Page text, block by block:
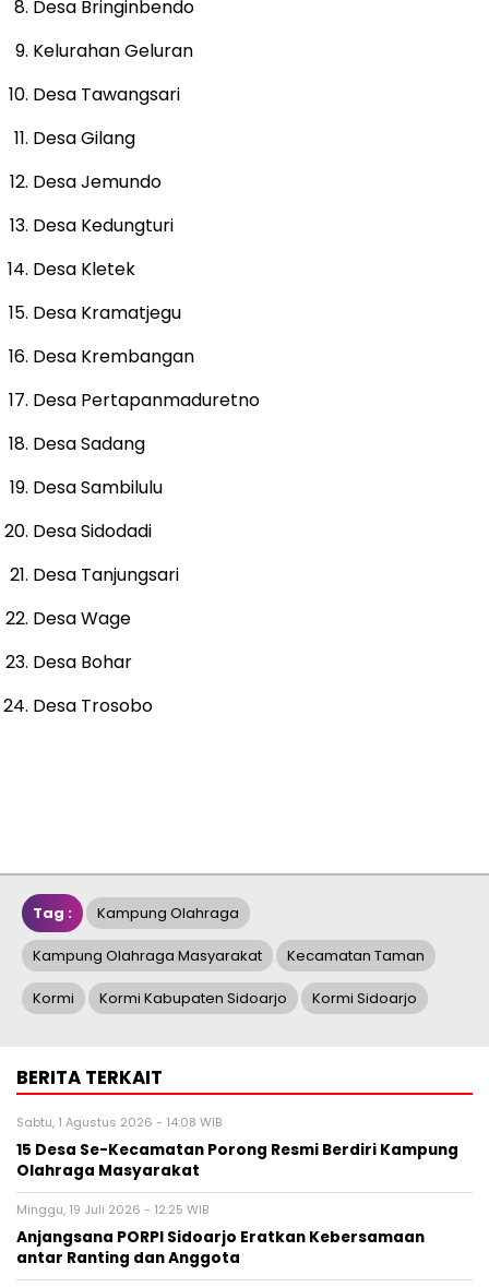
Desa Bringinbendo
Kelurahan Geluran
Desa Tawangsari
Desa Gilang
Desa Jemundo
Desa Kedungturi
Desa Kletek
Desa Kramatjegu
Desa Krembangan
Desa Pertapanmaduretno
Desa Sadang
Desa Sambilulu
Desa Sidodadi
Desa Tanjungsari
Desa Wage
Desa Bohar
Desa Trosobo
Tag : Kampung Olahraga
Kampung Olahraga Masyarakat Kecamatan Taman
Kormi Kormi Kabupaten Sidoarjo Kormi Sidoarjo
BERITA TERKAIT
Sabtu, 1 Agustus 2026 - 14:08 WIB
15 Desa Se-Kecamatan Porong Resmi Berdiri Kampung
Olahraga Masyarakat
Minggu, 19 Juli 2026 - 12:25 WIB
Anjangsana PORPI Sidoarjo Eratkan Kebersamaan
antar Ranting dan Anggota